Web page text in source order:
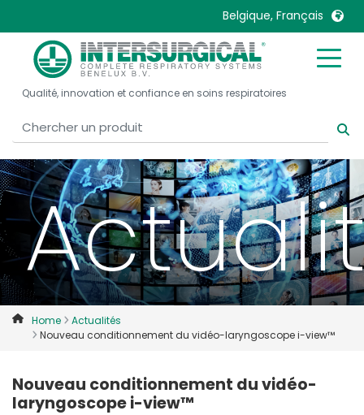
Belgique, Français
United Kingdom
United States
Australia
Belgique, Français
Canada, English
Canada, Français
China
Colombia
Deutschland
France
Italia
Malaysia
Mexico
Nederlands
Norway
Portugal
Sweden
Qualité, innovation et confiance en soins respiratoires
Home
Actualités
Nouveau conditionnement du vidéo-laryngoscope i-view™
Nouveau conditionnement du vidéo-
laryngoscope i-view™